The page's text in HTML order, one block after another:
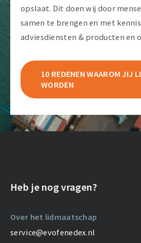
opslaat. Dit doen wij door
samen te brengen en met
adviesdiensten & producten en
10 REDENEN WAAROM JIJ
WORDEN
Heb je nog vragen?
Over het lidmaatschap
service@evofenedex.nl